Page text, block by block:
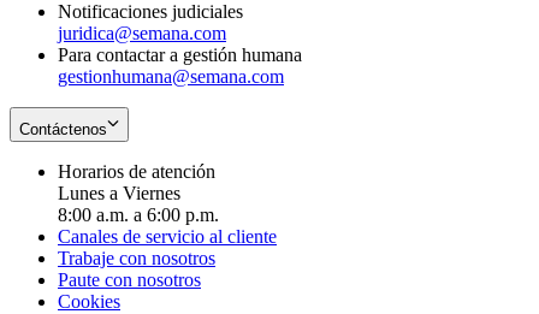
Notificaciones judiciales
juridica@semana.com
Para contactar a gestión humana
gestionhumana@semana.com
Contáctenos
Horarios de atención
Lunes a Viernes
8:00 a.m. a 6:00 p.m.
Canales de servicio al cliente
Trabaje con nosotros
Paute con nosotros
Cookies